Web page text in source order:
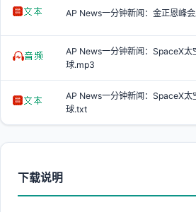
AP News一分钟新闻：金正恩峰
AP News一分钟新闻：SpaceX太
球.mp3
AP News一分钟新闻：SpaceX太
球.txt
下载说明